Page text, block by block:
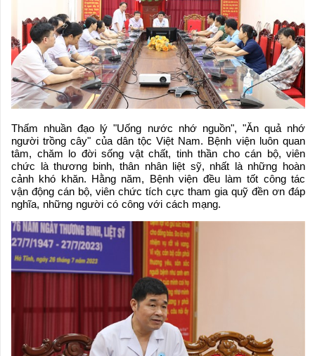
Thấm nhuần đạo lý "Uống nước nhớ nguồn", "Ăn quả nhớ
người trồng cây" của dân tộc Việt Nam. Bệnh viện luôn quan
tâm, chăm lo đời sống vật chất, tinh thần cho cán bộ, viên
chức là thương binh, thân nhân liệt sỹ, nhất là những hoàn
cảnh khó khăn. Hằng năm, Bệnh viện đều làm tốt công tác
vận động cán bộ, viên chức tích cực tham gia quỹ đền ơn đáp
nghĩa, những người có công với cách mạng.